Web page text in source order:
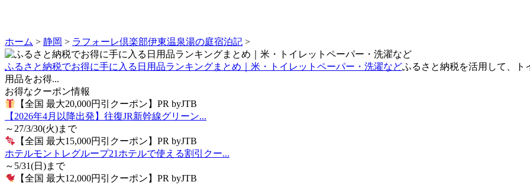
ホーム > 静岡 > ラフォーレ倶楽部伊東温泉湯の庭宿泊記 >
ふるさと納税でお得に手に入る日用品ランキングまとめ｜米・トイレットペーパー・洗濯などふるさと納税を活用して、ト
用品をお得...
お得なクーポン情報
【全国 最大20,000円引クーポン】PR byJTB
【2026年4月以降出発】往復JR新幹線グリーン...
～27/3/30(火)まで
【全国 最大15,000円引クーポン】PR byJTB
ホテルモントレグループ21ホテルで使える割引クー...
～5/31(日)まで
【全国 最大12,000円引クーポン】PR byJTB